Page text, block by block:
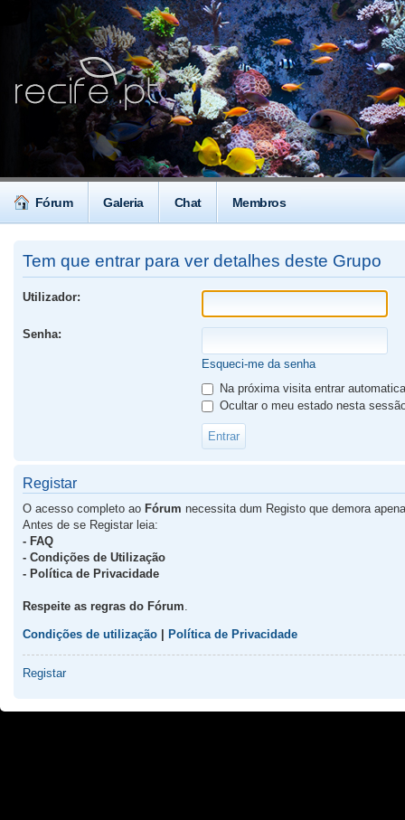
Fórum Galeria Chat Membros
Tem que entrar para ver detalhes deste Grupo
Utilizador:
Senha:
Esqueci-me da senha
Na próxima visita entrar
Ocultar o meu estado nesta
Registar
O acesso completo ao Fórum necessita dum Registo que demora
Antes de se Registar leia:
- FAQ
- Condições de Utilização
- Política de Privacidade
Respeite as regras do Fórum
Condições de utilização Política de Privacidade
Registar